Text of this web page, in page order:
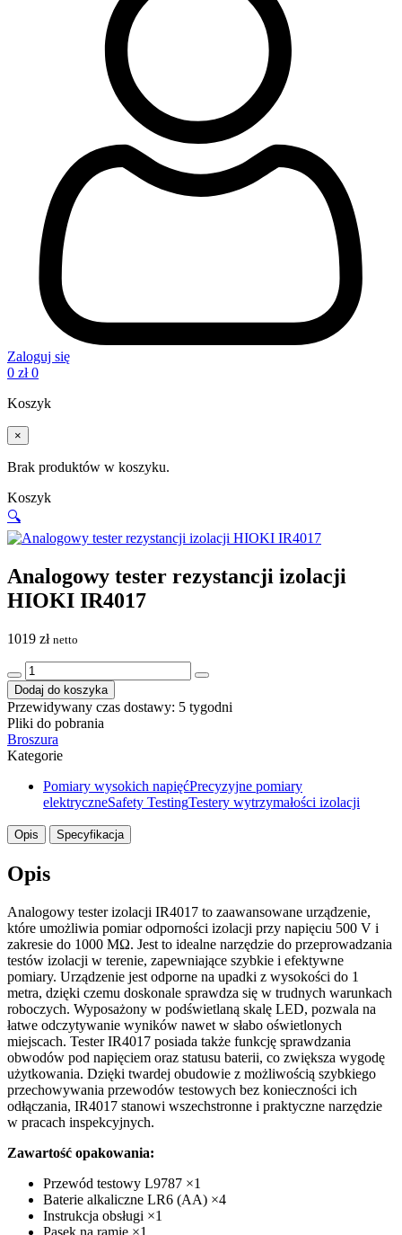
Zaloguj się
0 zł 0
Koszyk
×
Brak produktów w koszyku.
Koszyk
🔍
Analogowy tester rezystancji izolacji
HIOKI IR4017
1019 zł netto
ilość
Analogowy
tester
rezystancji
izolacji
HIOKI
IR4017
Dodaj do koszyka
Przewidywany czas dostawy: 5 tygodni
Pliki do pobrania
Broszura
Kategorie
Pomiary wysokich napięćPrecyzyjne pomiary
elektryczneSafety TestingTestery wytrzymałości izolacji
Opis Specyfikacja
Opis
Analogowy tester izolacji IR4017 to zaawansowane urządzenie,
które umożliwia pomiar odporności izolacji przy napięciu 500 V i
zakresie do 1000 MΩ. Jest to idealne narzędzie do przeprowadzania
testów izolacji w terenie, zapewniające szybkie i efektywne
pomiary. Urządzenie jest odporne na upadki z wysokości do 1
metra, dzięki czemu doskonale sprawdza się w trudnych warunkach
roboczych. Wyposażony w podświetlaną skalę LED, pozwala na
łatwe odczytywanie wyników nawet w słabo oświetlonych
miejscach. Tester IR4017 posiada także funkcję sprawdzania
obwodów pod napięciem oraz statusu baterii, co zwiększa wygodę
użytkowania. Dzięki twardej obudowie z możliwością szybkiego
przechowywania przewodów testowych bez konieczności ich
odłączania, IR4017 stanowi wszechstronne i praktyczne narzędzie
w pracach inspekcyjnych.
Zawartość opakowania:
Przewód testowy L9787 ×1
Baterie alkaliczne LR6 (AA) ×4
Instrukcja obsługi ×1
Pasek na ramię ×1